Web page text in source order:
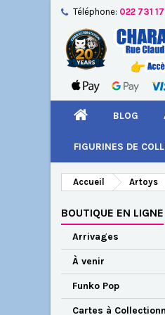
Téléphone: 022 731
BLOG
FIGURINES DE
Accueil Artoys
BOUTIQUE EN LIGNE
Arrivages
À venir
Funko Pop
Cartes à